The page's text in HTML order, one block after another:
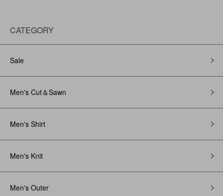
CATEGORY
Sale
Men's Cut＆Sawn
Men's Shirt
Men's Knit
Men's Outer